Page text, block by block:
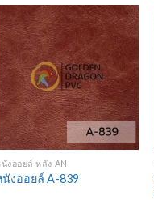
Add to
Wishlist
+
งออยล์ หลัง AN
งออยล์ A-839